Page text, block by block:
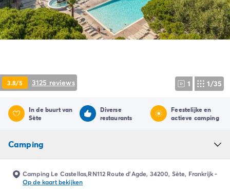
Camping Drôme
Camping Haute-Savoie
Camping Annecy
Camping Lazio
Camping Rome
Camping Gardameer
Camping Peschiera Del Garda
Camping Puglia
Camping Sardinië
Camping Toscane
Camping Florence
3.8/5 3125 reviews 1 1/35
In de buurt van
Sète
Diverse
restaurants
Feestelijke en
actieve camping
Camping
Camping Le Castellas,RN112 Route d'Agde, 34200, Sète, Frankrijk-
Op de kaart bekijken